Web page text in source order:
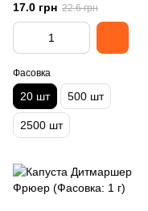
17.0 грн 22.6 грн
Фасовка
20 шт 500 шт
2500 шт